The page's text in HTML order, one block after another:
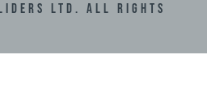
LTD. All Rights